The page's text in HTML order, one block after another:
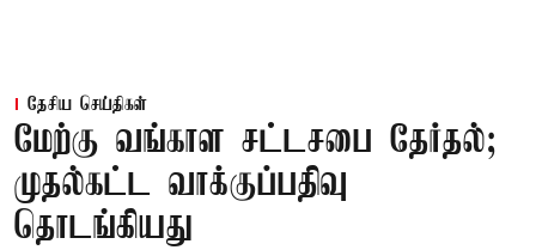
தேசிய செய்திகள்
மேற்கு வங்காள சட்டசபை தேர்தல்;
முதல்கட்ட வாக்குப்பதிவு
தொடங்கியது